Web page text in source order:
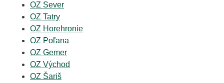
OZ Sever
OZ Tatry
OZ Horehronie
OZ Poľana
OZ Gemer
OZ Východ
OZ Šariš